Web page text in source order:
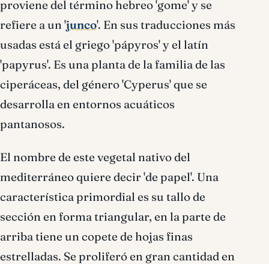
proviene del término hebreo 'gome' y se
refiere a un 'junco'. En sus traducciones más
usadas está el griego 'pápyros' y el latín
'papyrus'. Es una planta de la familia de las
ciperáceas, del género 'Cyperus' que se
desarrolla en entornos acuáticos
pantanosos.
El nombre de este vegetal nativo del
mediterráneo quiere decir 'de papel'. Una
característica primordial es su tallo de
sección en forma triangular, en la parte de
arriba tiene un copete de hojas finas
estrelladas. Se proliferó en gran cantidad en